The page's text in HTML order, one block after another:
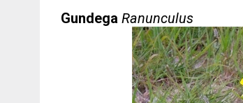
Gundega Ranunculus